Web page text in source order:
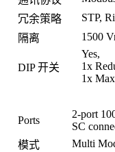
冗余策略
STP,
隔离
1500
DIP 开关
Yes,
1x
1x
Ports
2-port
SC
模式
Multi